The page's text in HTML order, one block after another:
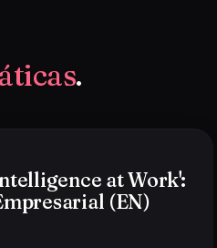
.
at Work':
(EN)